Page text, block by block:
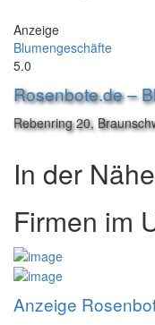
Anzeige
Blumengeschäfte
5.0
Rosenbote.de –
Rebenring 20,
In der
Firmen im
Anzeige